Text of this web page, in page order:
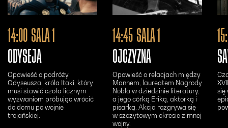
14:00 SALA 1 Otwiera się w nowym oknie - Bilety24
ODYSEJA
Opowieść o podróży
Odyseusza, króla Itaki, który
musi stawić czoła licznym
wyzwaniom próbując wrócić
do domu po wojnie
trojańskiej.
14:45 SALA 1 Otwiera się w
OJCZYZNA
Opowieść o relacjach między
Mannem, laureatem Nagrody
Nobla w dziedzinie literatury,
a jego córką Eriką, aktorką i
pisarką. Akcja rozgrywa się
w szczytowym okresie zimnej
wojny.
się